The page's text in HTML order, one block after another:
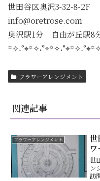
世田谷区奥沢3-32-8-2F
info@oretrose.com
奥沢駅1分 自由が丘駅8
フラワーアレンジメント
関連記事
フラワーアレンジメント
世
世
ン
訪